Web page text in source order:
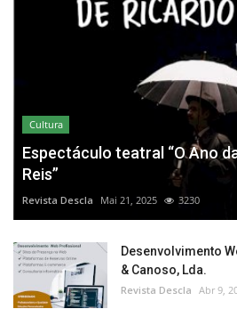
Cultura
Espectáculo teatral “O Ano
Reis”
Revista Descla Mai 21, 2025 3230
Desenvolvimento
& Canoso, Lda.
Revista Descla Abr 9,